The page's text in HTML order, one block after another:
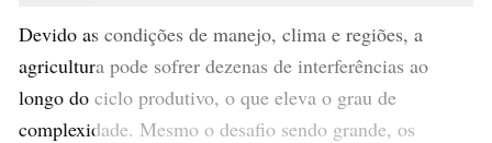
Devido as condições de manejo, clima e regiões, a
agricultura pode sofrer dezenas de interferências ao
longo do ciclo produtivo, o que eleva o grau de
complexidade. Mesmo o desafio sendo grande, os